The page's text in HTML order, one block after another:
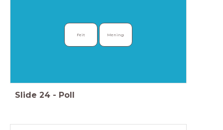
Feit Mening
Slide 24 - Poll